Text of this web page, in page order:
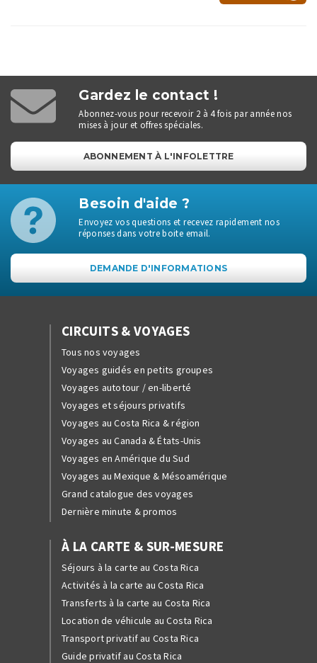
Gardez le contact !
Abonnez-vous pour recevoir 2 à 4 fois par année nos
mises à jour et offres spéciales.
ABONNEMENT À L'INFOLETTRE
Besoin d'aide ?
Envoyez vos questions et recevez rapidement nos
réponses dans votre boite email.
DEMANDE D'INFORMATIONS
CIRCUITS & VOYAGES
Tous nos voyages
Voyages guidés en petits groupes
Voyages autotour / en-liberté
Voyages et séjours privatifs
Voyages au Costa Rica & région
Voyages au Canada & États-Unis
Voyages en Amérique du Sud
Voyages au Mexique & Mésoamérique
Grand catalogue des voyages
Dernière minute & promos
À LA CARTE & SUR-MESURE
Séjours à la carte au Costa Rica
Activités à la carte au Costa Rica
Transferts à la carte au Costa Rica
Location de véhicule au Costa Rica
Transport privatif au Costa Rica
Guide privatif au Costa Rica